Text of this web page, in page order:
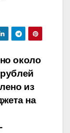
около
из
на